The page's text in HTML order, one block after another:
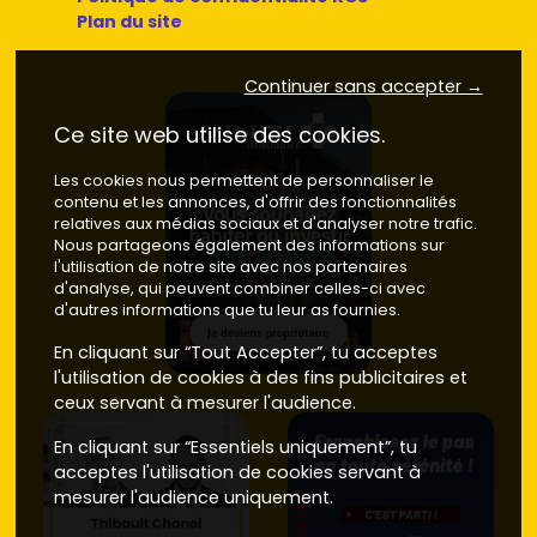
Quel que soit ton projet, pense à vérifier les
Où acheter à Alénya et autour : secteurs
Alénya n'est pas une grande ville, mais chaque secteur a
son ambiance et ses prix. Voici un aperçu pour t'orienter :
Centre-bourg(autour de la mairie et des
commerces) : pratique au quotidien, tout se fait à
selon l'étage et la surface extérieure.
Périphérie résidentielle(côté vergers et pistes
cyclables) : résidences récentes au calme, parkings
: environ
3 700 à 4 300
€/m².
Proximité Elne / Latour-Bas-Elne: pratique si tu
travailles versPerpignanou le littoral.Prix moyen
Plan du site
Continuer sans accepter →
Ce site web utilise des cookies.
Les cookies nous permettent de personnaliser le
contenu et les annonces, d'offrir des fonctionnalités
relatives aux médias sociaux et d'analyser notre trafic.
Nous partageons également des informations sur
l'utilisation de notre site avec nos partenaires
d'analyse, qui peuvent combiner celles-ci avec
d'autres informations que tu leur as fournies.
En cliquant sur “Tout Accepter”, tu acceptes
l'utilisation de cookies à des fins publicitaires et
ceux servant à mesurer l'audience.
En cliquant sur “Essentiels uniquement”, tu
acceptes l'utilisation de cookies servant à
mesurer l'audience uniquement.